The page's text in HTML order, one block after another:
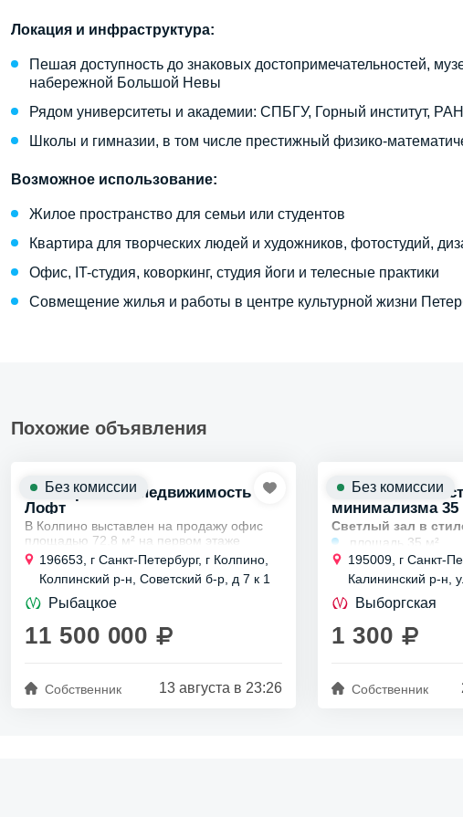
Локация и инфраструктура:
Пешая доступность до знаковых достопримечательностей,
набережной Большой Невы
Рядом университеты и академии: СПБГУ, Горный институт,
Школы и гимназии, в том числе престижный физико-
Возможное использование:
Жилое пространство для семьи или студентов
Квартира для творческих людей и художников, фотостудий,
Офис, IT-студия, коворкинг, студия йоги и телесные практики
Совмещение жилья и работы в центре культурной жизни
Похожие объявления
Коммерческая недвижимость
Лофт
В Колпино выставлен на продажу офис
площадью 72,8 м² на первом этаже
кирпичного здания.
Внутри находятся два светлых кабинета
— 28 и 21 м², кухня и два санузла.
196653, г Санкт-Петербург, г Колпино,
Колпинский р-н, Советский б-р, д 7 к 1
Рыбацкое
11 500 000
Собственник 13 августа в 23:26
Без комиссии
Светлый зал в
минимализма 35
Светлый зал в
площадь 35 м²
высота потолков
импульсный свет
солнечный свет
195009, г Санкт-
Калининский р-н,
Выборгская
1 300
Собственник
Без комиссии